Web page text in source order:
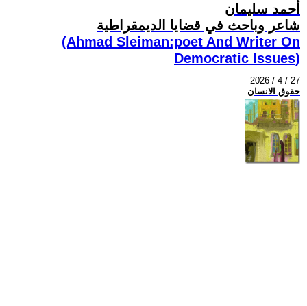
أحمد سليمان
شاعر وباحث في قضايا الديمقراطية
(Ahmad Sleiman:poet And Writer On
Democratic Issues)
2026 / 4 / 27
حقوق الانسان